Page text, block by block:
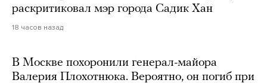
раскритиковал мэр города Садик Хан
18 часов назад
В Москве похоронили генерал-майора
Валерия Плохотнюка. Вероятно, он погиб при